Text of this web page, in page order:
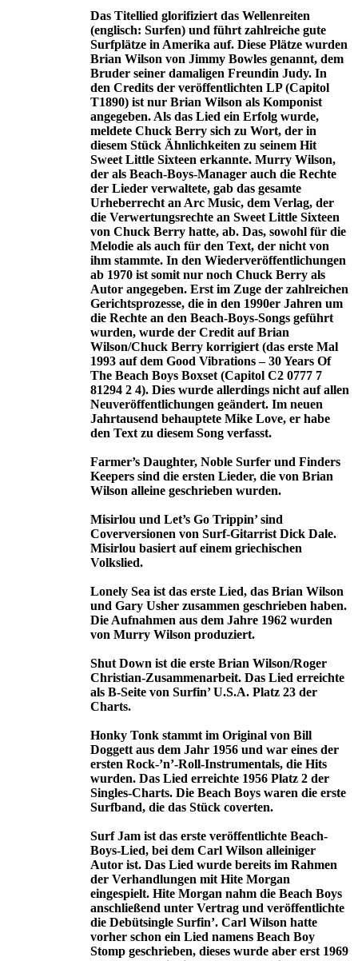
Das Titellied glorifiziert das Wellenreiten
(englisch: Surfen) und führt zahlreiche gute
Surfplätze in Amerika auf. Diese Plätze wurden
Brian Wilson von Jimmy Bowles genannt, dem
Bruder seiner damaligen Freundin Judy. In
den Credits der veröffentlichten LP (Capitol
T1890) ist nur Brian Wilson als Komponist
angegeben. Als das Lied ein Erfolg wurde,
meldete Chuck Berry sich zu Wort, der in
diesem Stück Ähnlichkeiten zu seinem Hit
Sweet Little Sixteen erkannte. Murry Wilson,
der als Beach-Boys-Manager auch die Rechte
der Lieder verwaltete, gab das gesamte
Urheberrecht an Arc Music, dem Verlag, der
die Verwertungsrechte an Sweet Little Sixteen
von Chuck Berry hatte, ab. Das, sowohl für die
Melodie als auch für den Text, der nicht von
ihm stammte. In den Wiederveröffentlichungen
ab 1970 ist somit nur noch Chuck Berry als
Autor angegeben. Erst im Zuge der zahlreichen
Gerichtsprozesse, die in den 1990er Jahren um
die Rechte an den Beach-Boys-Songs geführt
wurden, wurde der Credit auf Brian
Wilson/Chuck Berry korrigiert (das erste Mal
1993 auf dem Good Vibrations – 30 Years Of
The Beach Boys Boxset (Capitol C2 0777 7
81294 2 4). Dies wurde allerdings nicht auf allen
Neuveröffentlichungen geändert. Im neuen
Jahrtausend behauptete Mike Love, er habe
den Text zu diesem Song verfasst.
Farmer’s Daughter, Noble Surfer und Finders
Keepers sind die ersten Lieder, die von Brian
Wilson alleine geschrieben wurden.
Misirlou und Let’s Go Trippin’ sind
Coverversionen von Surf-Gitarrist Dick Dale.
Misirlou basiert auf einem griechischen
Volkslied.
Lonely Sea ist das erste Lied, das Brian Wilson
und Gary Usher zusammen geschrieben haben.
Die Aufnahmen aus dem Jahre 1962 wurden
von Murry Wilson produziert.
Shut Down ist die erste Brian Wilson/Roger
Christian-Zusammenarbeit. Das Lied erreichte
als B-Seite von Surfin’ U.S.A. Platz 23 der
Charts.
Honky Tonk stammt im Original von Bill
Doggett aus dem Jahr 1956 und war eines der
ersten Rock-’n’-Roll-Instrumentals, die Hits
wurden. Das Lied erreichte 1956 Platz 2 der
Singles-Charts. Die Beach Boys waren die erste
Surfband, die das Stück coverten.
Surf Jam ist das erste veröffentlichte Beach-
Boys-Lied, bei dem Carl Wilson alleiniger
Autor ist. Das Lied wurde bereits im Rahmen
der Verhandlungen mit Hite Morgan
eingespielt. Hite Morgan nahm die Beach Boys
anschließend unter Vertrag und veröffentlichte
die Debütsingle Surfin’. Carl Wilson hatte
vorher schon ein Lied namens Beach Boy
Stomp geschrieben, dieses wurde aber erst 1969